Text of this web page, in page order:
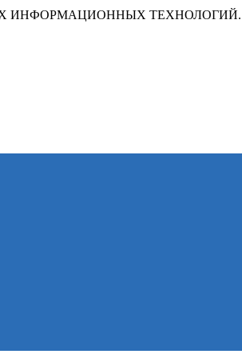
ИНФОРМАЦИОННЫХ